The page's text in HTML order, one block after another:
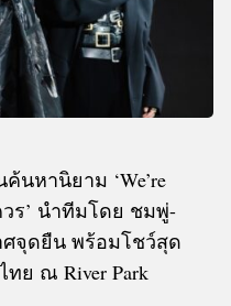
หานิยาม ‘We’re
ร’ นำทีมโดย ชมพู่-
จุดยืน พร้อมโชว์สุด
ย ณ River Park